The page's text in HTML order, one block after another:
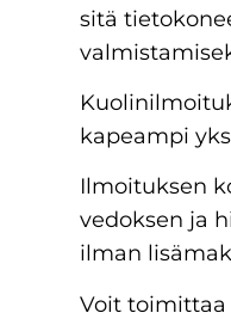
sitä
kapeampi
Ilmoituksen
vedoksen ja
ilman
Voit